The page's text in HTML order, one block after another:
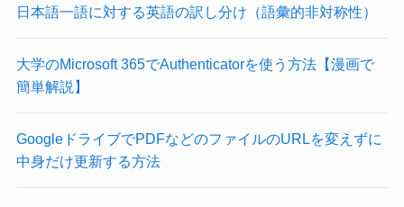
日本語一語に対する英語の訳し分け（語彙的非対称性）
大学のMicrosoft 365でAuthenticatorを使う方法【漫画で
簡単解説】
GoogleドライブでPDFなどのファイルのURLを変えずに
中身だけ更新する方法